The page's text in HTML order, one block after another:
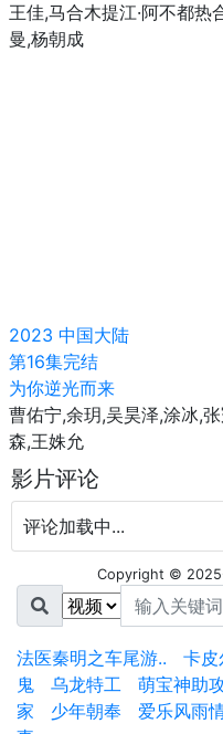
王佳,马合木提江·阿不都热
曼,杨朝成
2023 中国大陆
第16集完结
为你逆光而来
曹佑宁,余玥,吴昊泽,涂冰,
森,王姝允
影片评论
评论加载中...
Copyright ©
法医秦明之车尾游.. 卡皮
鬼
乌龙特工 萌宝神助
家
少年朝奉 爱乐风雨